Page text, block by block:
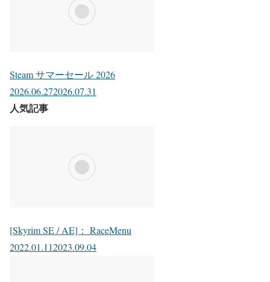
Steam サマーセール 2026
2026.06.272026.07.31
人気記事
[Skyrim SE / AE]： RaceMenu
2022.01.112023.09.04